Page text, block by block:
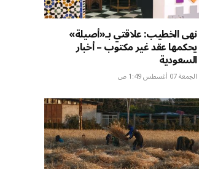
نهى الخطيب: علاقتي بـ«أصيلة»
يحكمها عقد غير مكتوب – أخبار
السعودية
الجمعة 07 أغسطس 1:49 ص